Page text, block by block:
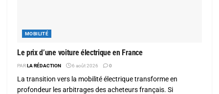
MOBILITÉ
Le prix d’une voiture électrique en France
PARLA RÉDACTION 6 août 2026 0
La transition vers la mobilité électrique transforme en
profondeur les arbitrages des acheteurs français. Si